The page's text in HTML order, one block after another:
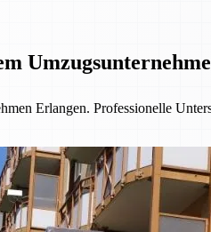
Erlangen. Professionelle